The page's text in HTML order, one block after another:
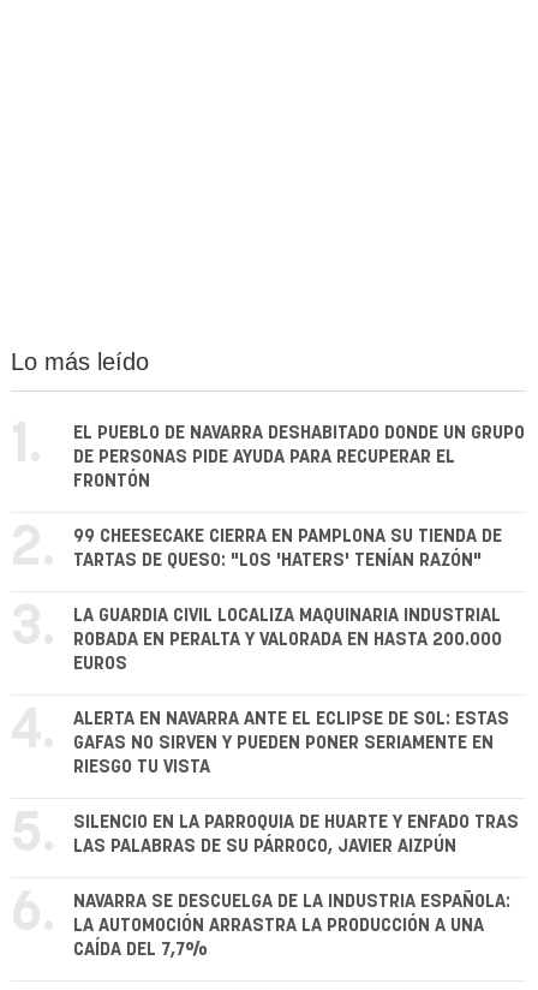
Lo más leído
1.
EL PUEBLO DE NAVARRA DESHABITADO DONDE UN GRUPO
DE PERSONAS PIDE AYUDA PARA RECUPERAR EL
FRONTÓN
2.
99 CHEESECAKE CIERRA EN PAMPLONA SU TIENDA DE
TARTAS DE QUESO: "LOS 'HATERS' TENÍAN RAZÓN"
3.
LA GUARDIA CIVIL LOCALIZA MAQUINARIA INDUSTRIAL
ROBADA EN PERALTA Y VALORADA EN HASTA 200.000
EUROS
4.
ALERTA EN NAVARRA ANTE EL ECLIPSE DE SOL: ESTAS
GAFAS NO SIRVEN Y PUEDEN PONER SERIAMENTE EN
RIESGO TU VISTA
5.
SILENCIO EN LA PARROQUIA DE HUARTE Y ENFADO TRAS
LAS PALABRAS DE SU PÁRROCO, JAVIER AIZPÚN
6.
NAVARRA SE DESCUELGA DE LA INDUSTRIA ESPAÑOLA:
LA AUTOMOCIÓN ARRASTRA LA PRODUCCIÓN A UNA
CAÍDA DEL 7,7%